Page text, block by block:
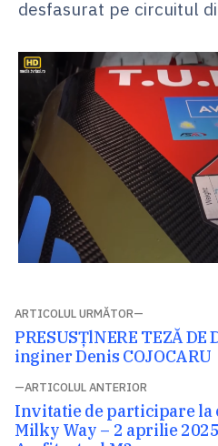
desfasurat pe circuitul
Navigare
în
articole
ARTICOLUL ANTERIOR
Articolul
anterior:
Invitatie de participare la
Milky Way – 2 aprilie
ARTICOLUL URMĂTOR
Articolul
următor:
PRESUSŢlNERE TEZĂ
inginer Denis COJOCARU